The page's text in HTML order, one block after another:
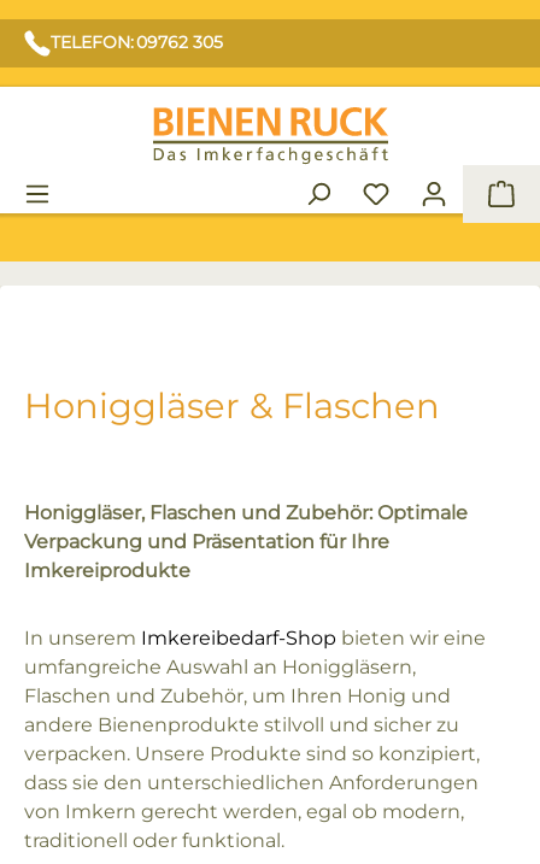
TELEFON: 09762 305
Honiggläser & Flaschen
Honiggläser, Flaschen und Zubehör: Optimale
Verpackung und Präsentation für Ihre
Imkereiprodukte
In unserem Imkereibedarf-Shop bieten wir eine
umfangreiche Auswahl an Honiggläsern,
Flaschen und Zubehör, um Ihren Honig und
andere Bienenprodukte stilvoll und sicher zu
verpacken. Unsere Produkte sind so konzipiert,
dass sie den unterschiedlichen Anforderungen
von Imkern gerecht werden, egal ob modern,
traditionell oder funktional.